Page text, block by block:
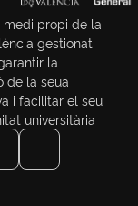
medi propi de la
gestionat
la
de la seua
i facilitar el seu
universitària